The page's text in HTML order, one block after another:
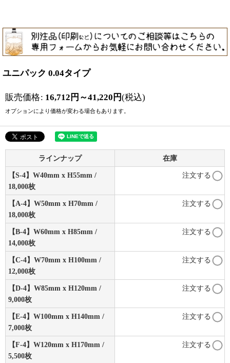
ユニパック 0.04タイプ
販売価格: 16,712 円 ～41,220 円(税込)
オプションにより価格が変わる場合もあります。
ラインナップ 在庫
【S-4】W40mm x H55mm /
18,000枚
注文する
【A-4】W50mm x H70mm /
18,000枚
注文する
【B-4】W60mm x H85mm /
14,000枚
注文する
【C-4】W70mm x H100mm /
12,000枚
注文する
【D-4】W85mm x H120mm /
9,000枚
注文する
【E-4】W100mm x H140mm /
7,000枚
注文する
【F-4】W120mm x H170mm /
5,500枚
注文する